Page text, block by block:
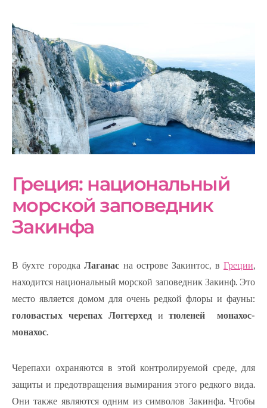
Греция: национальный
морской заповедник
Закинфа
В бухте городкаЛаганас на острове Закинтос, в Греции,
находится национальный морской заповедник Закинф. Это
место является домом для очень редкой флоры и фауны:
головастых черепах Логгерхедитюленей монахос-
монахос.
Черепахи охраняются в этой контролируемой среде, для
защиты и предотвращения вымирания этого редкого вида.
Они также являются одним из символов Закинфа. Чтобы